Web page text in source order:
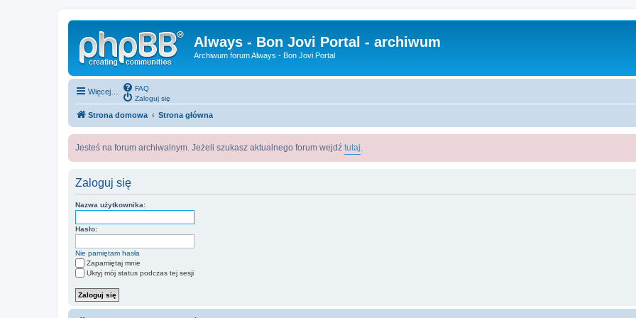
Always - Bon Jovi Portal - archiwum
Archiwum forum Always - Bon Jovi Portal
Więcej…
FAQ
Zaloguj się
Strona domowa Strona główna
Jesteś na forum archiwalnym. Jeżeli szukasz aktualnego forum wejdź tutaj
Zaloguj się
Nazwa użytkownika:
Hasło:
Nie pamiętam hasła
Zapamiętaj mnie
Ukryj mój status podczas tej sesji